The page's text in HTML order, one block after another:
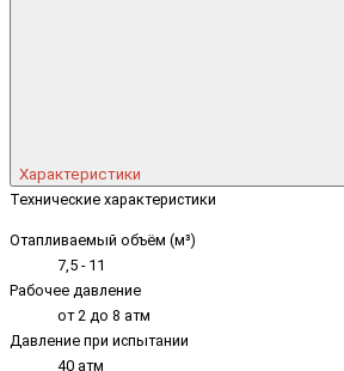
Характеристики
Технические характеристики
Отапливаемый объём (м³)
7,5 - 11
Рабочее давление
от 2 до 8 атм
Давление при испытании
40 атм